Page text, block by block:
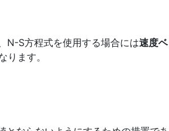
N-S方程式を使用する場合には速度ベ
ます。